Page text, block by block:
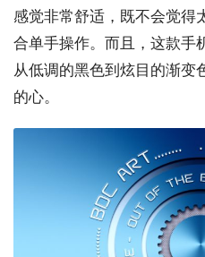
感觉非常舒适，既不会觉得
合单手操作。而且，这款手
从低调的黑色到炫目的渐变
的心。